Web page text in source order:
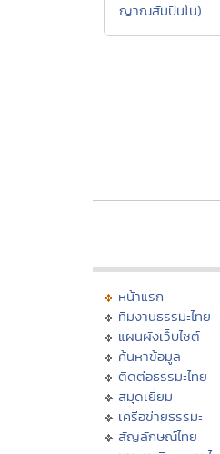
ญาณสัมปันโน)
หน้าแรก
ทีมงานธรรมะไทย
แผนผังเว็บไซต์
ค้นหาข้อมูล
ติดต่อธรรมะไทย
สมุดเยี่ยม
เครือข่ายธรรมะ
สัญลักษณ์ไทย